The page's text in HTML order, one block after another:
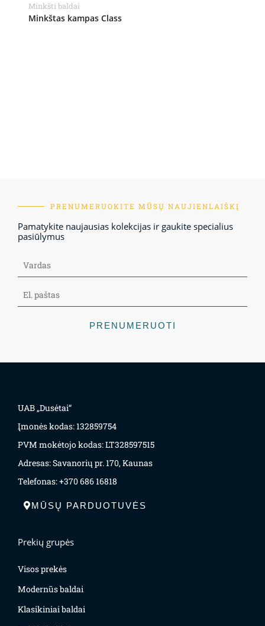
Minkšti baldai
Minkštas kampas Class
PRENUMERUOKITE MŪSŲ NAUJIENLAIŠKĮ
Pamatykite naujausias kolekcijas ir gaukite specialius
pasiūlymus
PRENUMERUOTI
UAB „Dusėtai“
Įmonės kodas: 132859754
PVM mokėtojo kodas: LT328597515
Adresas: Savanorių pr. 170, Kaunas
Telefonas: +370 686 16818
MŪSŲ PARDUOTUVĖS
Prekių grupės
Visos prekės
Modernūs baldai
Klasikiniai baldai